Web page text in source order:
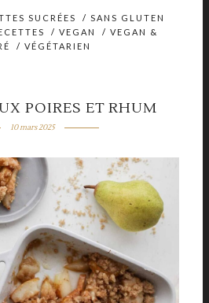
SUCRÉES / SANS GLUTEN
/ VEGAN / VEGAN &
/ VÉGÉTARIEN
POIRES ET RHUM
10 mars 2025